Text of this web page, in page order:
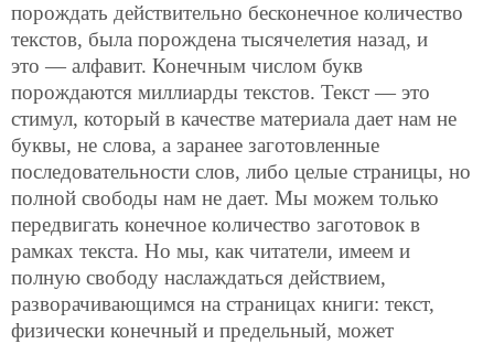
порождать действительно бесконечное количество
текстов, была порождена тысячелетия назад, и
это — алфавит. Конечным числом букв
порождаются миллиарды текстов. Текст — это
стимул, который в качестве материала дает нам не
буквы, не слова, а заранее заготовленные
последовательности слов, либо целые страницы, но
полной свободы нам не дает. Мы можем только
передвигать конечное количество заготовок в
рамках текста. Но мы, как читатели, имеем и
полную свободу наслаждаться действием,
разворачивающимся на страницах книги: текст,
физически конечный и предельный, может